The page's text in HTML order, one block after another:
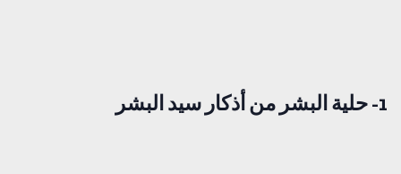
1- حلية البشر من أذكار سيد البشر